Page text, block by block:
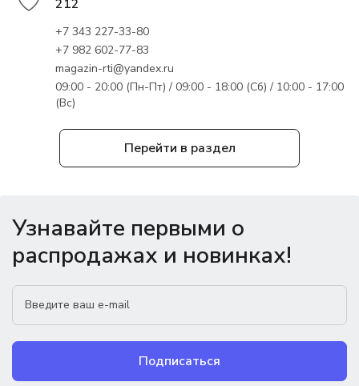
Перейти в раздел
212
+7 343 227-33-80
+7 982 602-77-83
magazin-rti@yandex.ru
09:00 - 20:00 (Пн-Пт) / 09:00 - 18:00 (Сб) / 10:00 - 17:00
(Вс)
Узнавайте первыми о
распродажах и новинках!
Подписаться